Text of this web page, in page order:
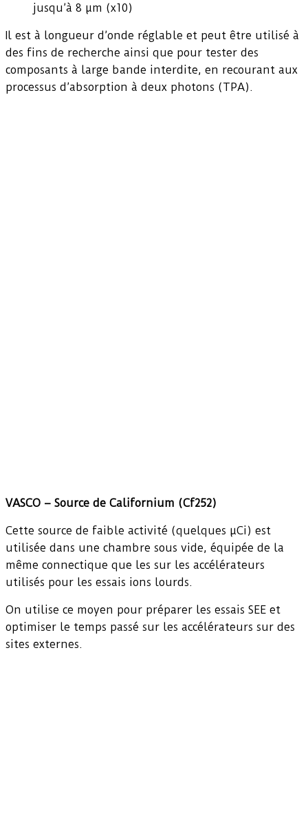
jusqu’à 8 µm (x10)
Il est à longueur d’onde réglable et peut être utilisé à
des fins de recherche ainsi que pour tester des
composants à large bande interdite, en recourant aux
processus d’absorption à deux photons (TPA).
VASCO – Source de Californium (Cf252)
Cette source de faible activité (quelques µCi) est
utilisée dans une chambre sous vide, équipée de la
même connectique que les sur les accélérateurs
utilisés pour les essais ions lourds.
On utilise ce moyen pour préparer les essais SEE et
optimiser le temps passé sur les accélérateurs sur des
sites externes.